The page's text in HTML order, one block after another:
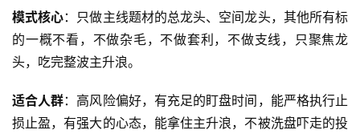
模式核心：只做主线题材的总龙头、空间龙头，其他所有标
的一概不看，不做杂毛，不做套利，不做支线，只聚焦龙
头，吃完整波主升浪。
适合人群：高风险偏好，有充足的盯盘时间，能严格执行止
损止盈，有强大的心态，能拿住主升浪，不被洗盘吓走的投